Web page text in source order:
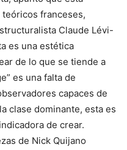
franceses,
Claude Lévi-
es una estética
de lo que se tiende a
es una falta de
capaces de
clase dominante, esta es
de crear.
de Nick Quijano